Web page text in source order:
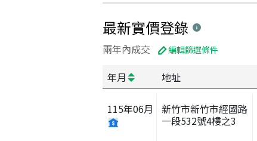
最新實價登錄
兩年內成交 編輯篩選條件
年月 地址
115年06月
新竹市新竹市經國路
一段532號4樓之3